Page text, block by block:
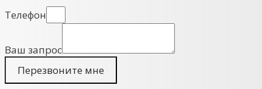
Телефон
Ваш запрос
Перезвоните мне